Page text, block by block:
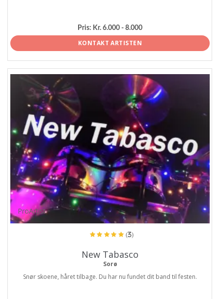
Pris: Kr. 6.000 - 8.000
KONTAKT ARTISTEN
ProArtist
(3)
New Tabasco
Sorø
Snør skoene, håret tilbage. Du har nu fundet dit band til festen.